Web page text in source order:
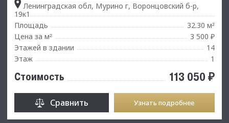
Ленинградская обл, Мурино г, Воронцовский б-р,
19к1
Площадь
32.30 м²
Цена за м²
3 500 ₽
Этажей в здании
14
Этаж
1
Стоимость 113 050 ₽
Сравнить Узнать подробнее